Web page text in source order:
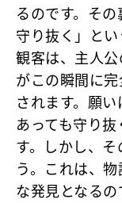
るのです。そ
守り抜く」とい
観客は、主人
がこの瞬間に
されます。願
あっても守り
す。しかし、
う。これは、
な発見となるの